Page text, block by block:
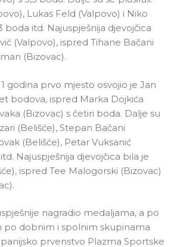
Lukas Feld (Valpovo) i Niko
boda itd. Najuspješnija djevojčica
(Valpovo), ispred Tihane Bačani
(Bizovac).
godina prvo mjesto osvojio je Jan
bodova, ispred Marka Dojkića
(Bizovac) s četiri boda. Dalje su
(Belišće), Stepan Bačani
(Belišće), Petar Vuksanić
Najuspješnija djevojčica bila je
ispred Tee Malogorski (Bizovac)
nagradio medaljama, a po
po dobnim i spolnim skupinama
prvenstvo Plazma Sportske